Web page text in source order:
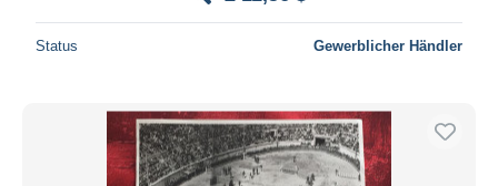
Status Gewerblicher Händler